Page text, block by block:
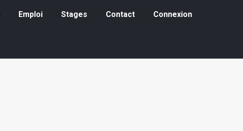
Emploi Stages Contact Connexion
Emploi Stages Contact
Connexion